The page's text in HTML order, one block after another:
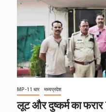
MP-11 धार मध्यप्रदेश
लूट और दुष्कर्म का फरार